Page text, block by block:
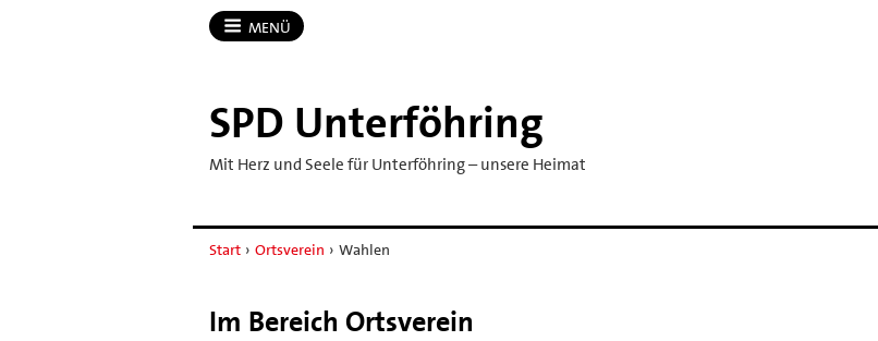
MENÜ
SPD Unterföhring
Mit Herz und Seele für Unterföhring – unsere Heimat
Start › Ortsverein › Wahlen
Im Bereich Ortsverein